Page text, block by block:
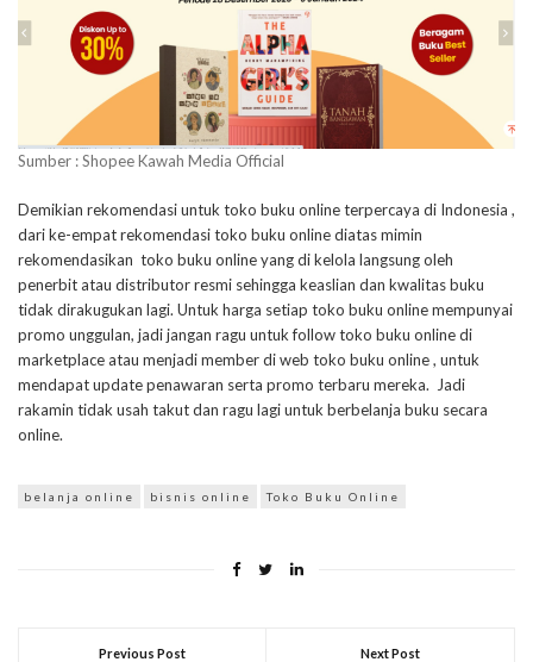
Sumber : Shopee Kawah Media Official
Demikian rekomendasi untuk toko buku online terpercaya di Indonesia ,
dari ke-empat rekomendasi toko buku online diatas mimin
rekomendasikan toko buku online yang di kelola langsung oleh
penerbit atau distributor resmi sehingga keaslian dan kwalitas buku
tidak dirakugukan lagi. Untuk harga setiap toko buku online mempunyai
promo unggulan, jadi jangan ragu untuk follow toko buku online di
marketplace atau menjadi member di web toko buku online , untuk
mendapat update penawaran serta promo terbaru mereka. Jadi
rakamin tidak usah takut dan ragu lagi untuk berbelanja buku secara
online.
belanja online bisnis online Toko Buku Online
Previous Post Next Post